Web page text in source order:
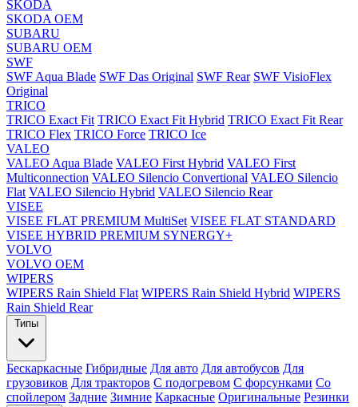
SKODA
SKODA OEM
SUBARU
SUBARU OEM
SWF
SWF Aqua Blade SWF Das Original SWF Rear SWF VisioFlex
Original
TRICO
TRICO Exact Fit TRICO Exact Fit Hybrid TRICO Exact Fit Rear
TRICO Flex TRICO Force TRICO Ice
VALEO
VALEO Aqua Blade VALEO First Hybrid VALEO First
Multiconnection VALEO Silencio Convertional VALEO Silencio
Flat VALEO Silencio Hybrid VALEO Silencio Rear
VISEE
VISEE FLAT PREMIUM MultiSet VISEE FLAT STANDARD
VISEE HYBRID PREMIUM SYNERGY+
VOLVO
VOLVO OEM
WIPERS
WIPERS Rain Shield Flat WIPERS Rain Shield Hybrid WIPERS
Rain Shield Rear
Типы
Бескаркасные Гибридные Для авто Для автобусов Для
грузовиков Для тракторов С подогревом С форсунками Со
спойлером Задние Зимние Каркасные Оригинальные Резинки